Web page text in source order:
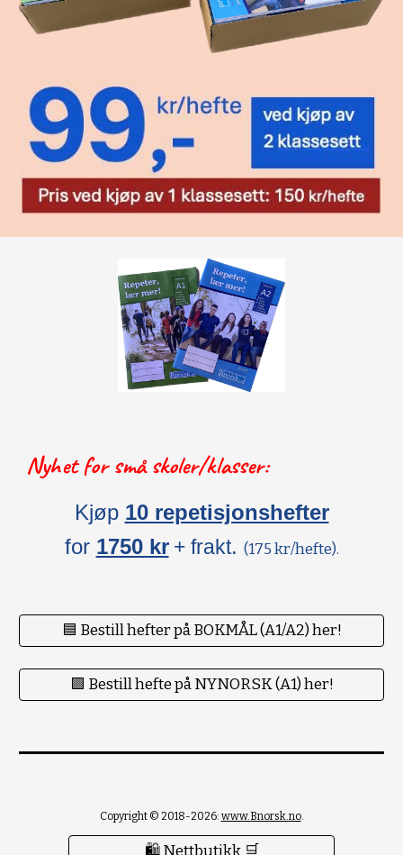
Nyhet for små skoler/klasser:
Kjøp 10 repetisjonshefter
for 1750 kr + frakt. (175 kr/hefte).
🟦 Bestill hefter på BOKMÅL (A1/A2) her!
🟪 Bestill hefte på NYNORSK (A1) her!
Copyright © 2018-2026: www.Bnorsk.no.
🛍 Nettbutikk 🛒